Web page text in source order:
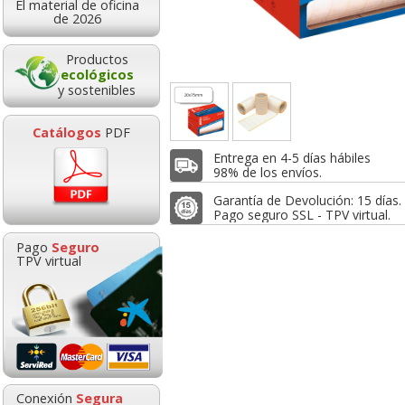
El material de oficina
de 2026
Productos
ecológicos
y sostenibles
Catálogos PDF
Pago Seguro
TPV virtual
Conexión Segura
Entrega en 4-5 días hábiles
98% de los envíos.
Garantía de Devolución: 15 días.
Pago seguro SSL - TPV virtual.
6,39 €
con Iva
desde:
Rollo PVP
Blanco
removible
6,41 €
con Iva
Etiquetas Mantener
posición vertical
Flechas Apli rollo 200u
desde:
Bolígrafo Pilot Super
Grip tinta base de
aceite punta bola